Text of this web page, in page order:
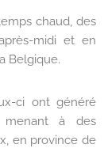
chaud, des
midi et en
Belgique.
ci ont généré
menant à des
en province de